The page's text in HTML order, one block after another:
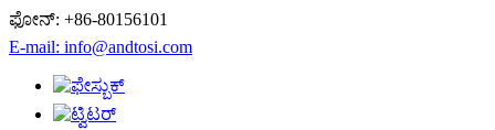
ಫೋನ್: +86-80156101
E-mail: info@andtosi.com